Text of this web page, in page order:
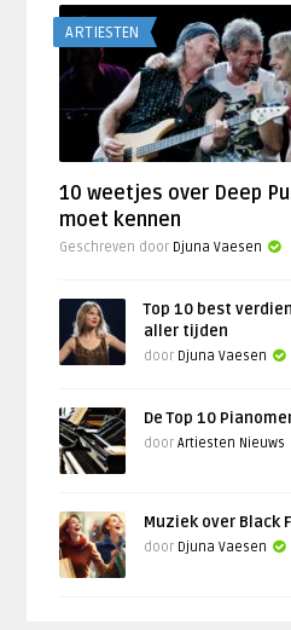
ARTIESTEN
10 weetjes over Deep
moet kennen
Geschreven door Djuna Vaesen
Top 10 best
aller tijden
door Djuna Vaesen
De Top 10
doorArtiesten Nieuws
Muziek over Black
door Djuna Vaesen